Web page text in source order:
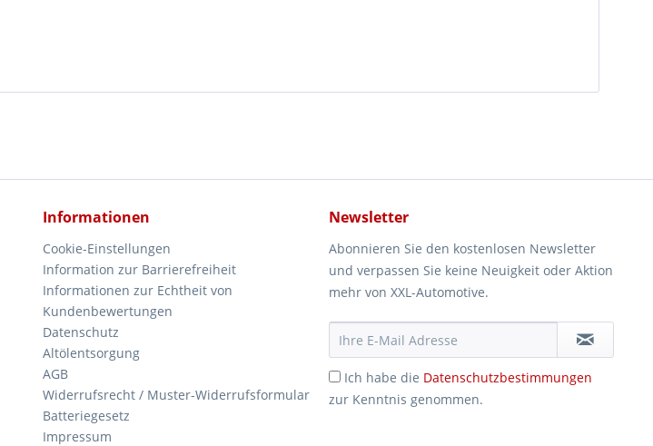
Informationen
Cookie-Einstellungen
Information zur Barrierefreiheit
Informationen zur Echtheit von
Kundenbewertungen
Datenschutz
Altölentsorgung
AGB
Widerrufsrecht / Muster-Widerrufsformular
Batteriegesetz
Impressum
Newsletter
Abonnieren Sie den kostenlosen Newsletter
und verpassen Sie keine Neuigkeit oder Aktion
mehr von XXL-Automotive.
Ich habe die Datenschutzbestimmungen
zur Kenntnis genommen.